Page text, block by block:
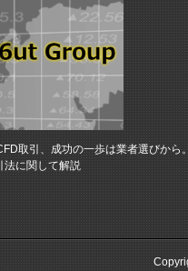
取引、成功の一歩は業者選びから。
法に関して解説